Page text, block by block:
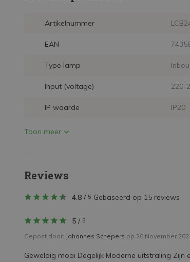
Artikelnummer
EAN
Type lamp
Input (voltage) 220-
IP waarde IP20
Toon meer
Reviews
4.8 / 5 Gebaseerd op 15 reviews
5 / 5
Gepost door: Johannes Schepers op 20 November
Geweldig mooi Degelijk Moderne uitstraling Zijn